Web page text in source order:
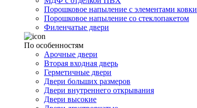
Порошковое напыление с элементами ковки
Порошковое напыление со стеклопакетом
Филенчатые двери
По особенностям
Арочные двери
Вторая входная дверь
Герметичные двери
Двери больших размеров
Двери внутреннего открывания
Двери высокие